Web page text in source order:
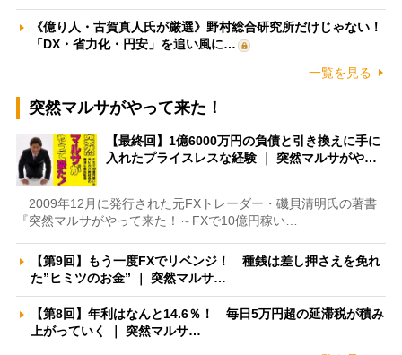
《億り人・古賀真人氏が厳選》野村総合研究所だけじゃない！
「DX・省力化・円安」を追い風に…
一覧を見る
突然マルサがやって来た！
【最終回】1億6000万円の負債と引き換えに手に
入れたプライスレスな経験 ｜ 突然マルサがや…
2009年12月に発行された元FXトレーダー・磯貝清明氏の著書
『突然マルサがやって来た！～FXで10億円稼い…
【第9回】もう一度FXでリベンジ！ 種銭は差し押さえを免れ
た”ヒミツのお金” ｜ 突然マルサ…
【第8回】年利はなんと14.6％！ 毎日5万円超の延滞税が積み
上がっていく ｜ 突然マルサ…